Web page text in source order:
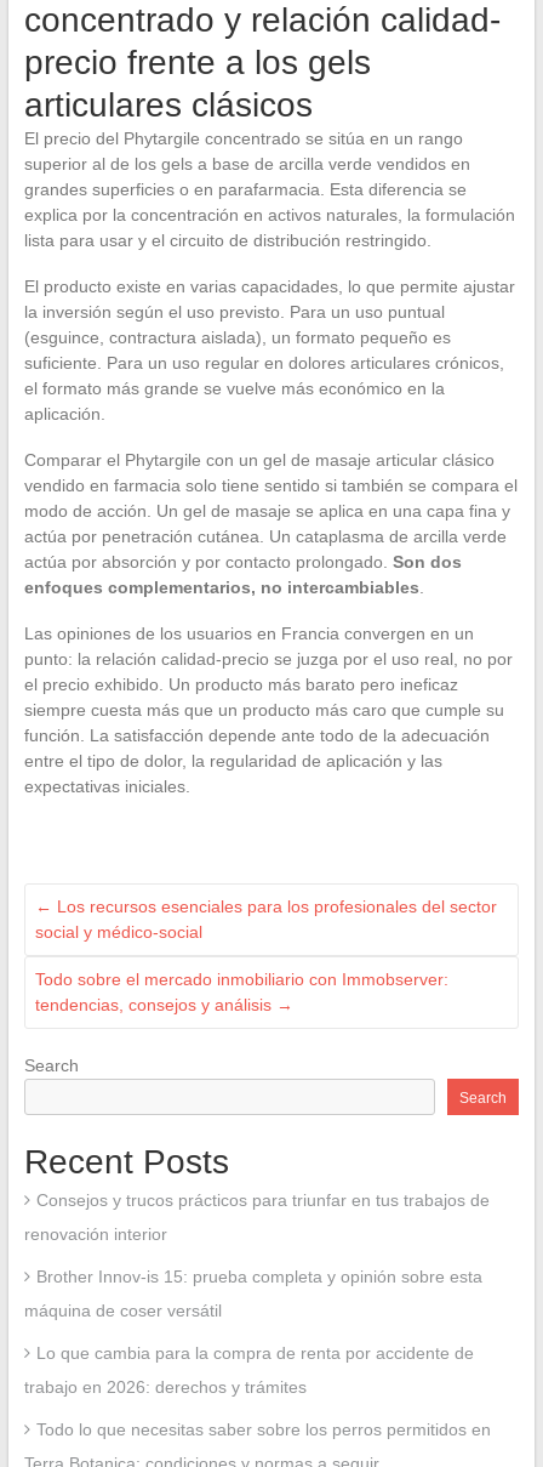
concentrado y relación calidad-
precio frente a los gels
articulares clásicos
El precio del Phytargile concentrado se sitúa en un rango
superior al de los gels a base de arcilla verde vendidos en
grandes superficies o en parafarmacia. Esta diferencia se
explica por la concentración en activos naturales, la formulación
lista para usar y el circuito de distribución restringido.
El producto existe en varias capacidades, lo que permite ajustar
la inversión según el uso previsto. Para un uso puntual
(esguince, contractura aislada), un formato pequeño es
suficiente. Para un uso regular en dolores articulares crónicos,
el formato más grande se vuelve más económico en la
aplicación.
Comparar el Phytargile con un gel de masaje articular clásico
vendido en farmacia solo tiene sentido si también se compara el
modo de acción. Un gel de masaje se aplica en una capa fina y
actúa por penetración cutánea. Un cataplasma de arcilla verde
actúa por absorción y por contacto prolongado. Son dos
enfoques complementarios, no intercambiables.
Las opiniones de los usuarios en Francia convergen en un
punto: la relación calidad-precio se juzga por el uso real, no por
el precio exhibido. Un producto más barato pero ineficaz
siempre cuesta más que un producto más caro que cumple su
función. La satisfacción depende ante todo de la adecuación
entre el tipo de dolor, la regularidad de aplicación y las
expectativas iniciales.
← Los recursos esenciales para los profesionales del sector
social y médico-social
Todo sobre el mercado inmobiliario con Immobserver:
tendencias, consejos y análisis →
Search
Search
Recent Posts
Consejos y trucos prácticos para triunfar en tus trabajos de
renovación interior
Brother Innov-is 15: prueba completa y opinión sobre esta
máquina de coser versátil
Lo que cambia para la compra de renta por accidente de
trabajo en 2026: derechos y trámites
Todo lo que necesitas saber sobre los perros permitidos en